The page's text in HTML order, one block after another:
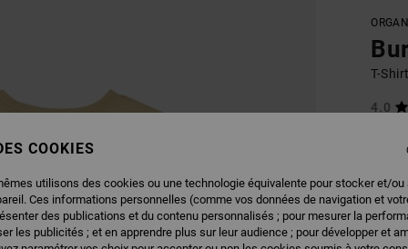
T-
4.0
40,00
BONS
COOKIES
utilisons des cookies ou une technologie équivalente pour stocker et/ou
Ces informations personnelles (comme vos données de navigation et
des publications et du contenu personnalisés ; pour mesurer la
les publicités ; et en apprendre plus sur leur audience ; pour développer et